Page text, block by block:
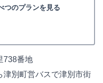
のプランを見る
738番地
別町営バスで津別市街